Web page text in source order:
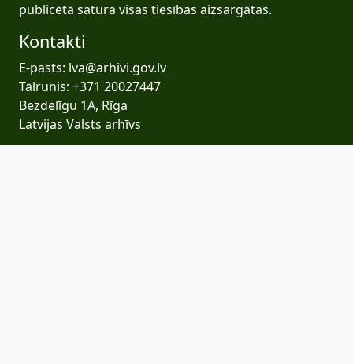
publicētā satura visas tiesības aizsargātas.
Kontakti
E-pasts: lva@arhivi.gov.lv
Tālrunis: +371 20027447
Bezdelīgu 1A, Rīga
Latvijas Valsts arhīvs